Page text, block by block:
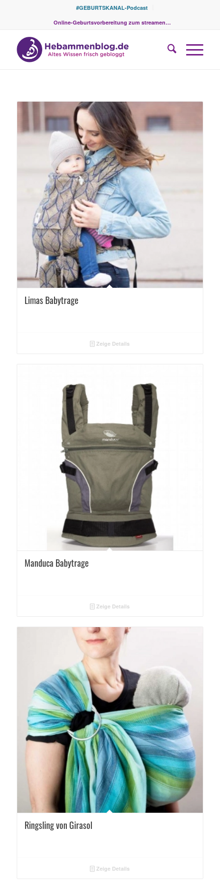
#GEBURTSKANAL-Podcast
Online-Geburtsvorbereitung zum streamen…
Limas Babytrage
Zeige Details
Manduca Babytrage
Zeige Details
Ringsling von Girasol
Zeige Details